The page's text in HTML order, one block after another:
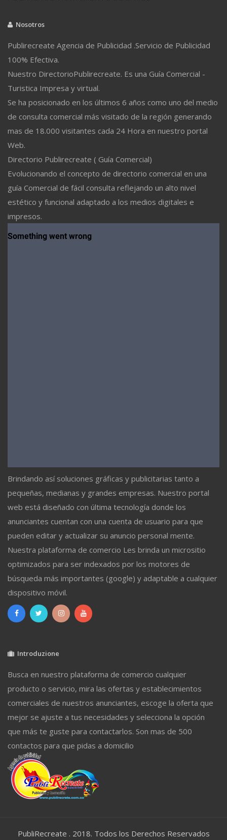
Nosotros
Publirecreate Agencia de Publicidad .Servicio de Publicidad
100% Efectiva.
Nuestro DirectorioPublirecreate. Es una Guía Comercial -
Turistica Impresa y virtual.
Se ha posicionado en los últimos 6 años como uno del medio
de consulta comercial más visitado de la región generando
mas de 18.000 visitantes cada 24 Hora en nuestro portal
Web.
Directorio Publirecreate ( Guía Comercial)
Evolucionando el concepto de directorio comercial en una
guía Comercial de fácil consulta reflejando un alto nivel
estético y funcional adaptado a los medios digitales e
impresos.
Brindando así soluciones gráficas y publicitarias tanto a
pequeñas, medianas y grandes empresas. Nuestro portal
web está diseñado con última tecnología donde los
anunciantes cuentan con una cuenta de usuario para que
pueden editar y actualizar su anuncio personal mente.
Nuestra plataforma de comercio Les brinda un micrositio
optimizados para ser indexados por los motores de
búsqueda más importantes (google) y adaptable a cualquier
dispositivo móvil.
Introduzione
Busca en nuestro plataforma de comercio cualquier
producto o servicio, mira las ofertas y establecimientos
comerciales de nuestros anunciantes, escoge la oferta que
mejor se ajuste a tus necesidades y selecciona la opción
que más te guste para contactarlos. Son mas de 500
contactos para que pidas a domicilio
PubliRecreate . 2018. Todos los Derechos Reservados